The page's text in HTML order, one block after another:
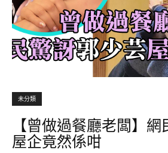
未分類
【曾做過餐廳老闆】
屋企竟然係咁